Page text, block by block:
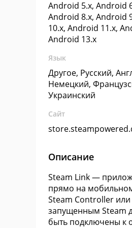
Android 5.x, Android
Android 8.x, Android
10.x, Android 11.x,
Android 13.x
Язык
Другое, Русский,
Немецкий,
Украинский
Сайт
Описание
Steam Link —
прямо на мобильном
Steam Controller или
запущенным Steam
быть подключены к